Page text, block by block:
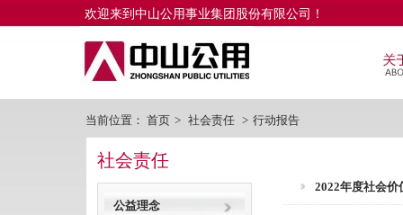
欢迎来到中山公用事业集团股份有限公司！
当前位置： 首页 > 社会责任 > 行动报告
社会责任
公益理念
2022年度社会价